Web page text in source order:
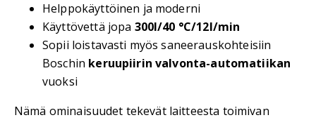
Helppokäyttöinen ja moderni
Käyttövettä jopa 300l/40 °C/12l/min
Sopii loistavasti myös saneerauskohteisiin
Boschin keruupiirin valvonta-automatiikan
vuoksi
Nämä ominaisuudet tekevät laitteesta toimivan